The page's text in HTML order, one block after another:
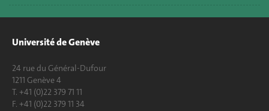
Université de Genève
24 rue du Général-Dufour
1211 Genève 4
T. +41 (0)22 379 71 11
F. +41 (0)22 379 11 34